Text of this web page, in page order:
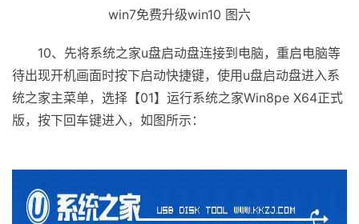
win7免费升级win10 图六
10、先将系统之家u盘启动盘连接到电脑，重启电脑等
待出现开机画面时按下启动快捷键，使用u盘启动盘进入系
统之家主菜单，选择【01】运行系统之家Win8pe X64正式
版，按下回车键进入，如图所示：